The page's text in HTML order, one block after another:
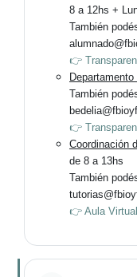
8 a 12hs +
También
👉
También
bedelia@
👉
Coordinación
de 8 a 13hs
También
👉 Aula